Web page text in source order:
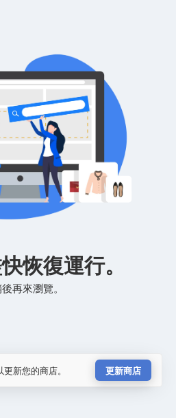
恢復運行。
再來瀏覽。
新您的商店。 更新商店